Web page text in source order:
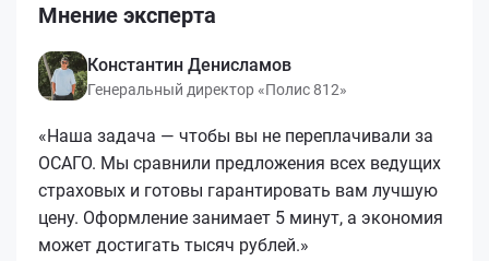
Мнение эксперта
Константин Денисламов
Генеральный директор «Полис 812»
«Наша задача — чтобы вы не переплачивали за
ОСАГО. Мы сравнили предложения всех ведущих
страховых и готовы гарантировать вам лучшую
цену. Оформление занимает 5 минут, а экономия
может достигать тысяч рублей.»